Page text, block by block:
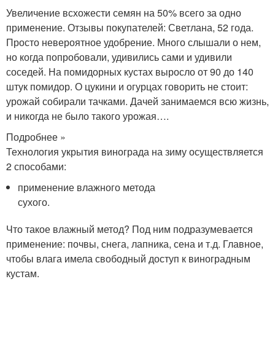
Увеличение всхожести семян на 50% всего за одно
применение. Отзывы покупателей: Светлана, 52 года.
Просто невероятное удобрение. Много слышали о нем,
но когда попробовали, удивились сами и удивили
соседей. На помидорных кустах выросло от 90 до 140
штук помидор. О цукини и огурцах говорить не стоит:
урожай собирали тачками. Дачей занимаемся всю жизнь,
и никогда не было такого урожая….
Подробнее »
Технология укрытия винограда на зиму осуществляется
2 способами:
применение влажного метода
сухого.
Что такое влажный метод? Под ним подразумевается
применение: почвы, снега, лапника, сена и т.д. Главное,
чтобы влага имела свободный доступ к виноградным
кустам.